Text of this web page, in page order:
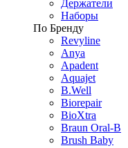
Держатели
Наборы
По Бренду
Revyline
Anya
Apadent
Aquajet
B.Well
Biorepair
BioXtra
Braun Oral-B
Brush Baby